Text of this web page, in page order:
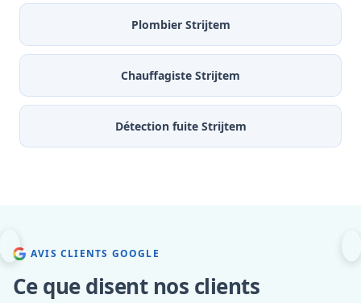
Plombier Strijtem
Chauffagiste Strijtem
Détection fuite Strijtem
AVIS CLIENTS GOOGLE
Ce que disent nos clients